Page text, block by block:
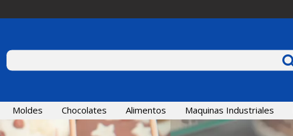
Moldes Chocolates Alimentos Maquinas Industriales